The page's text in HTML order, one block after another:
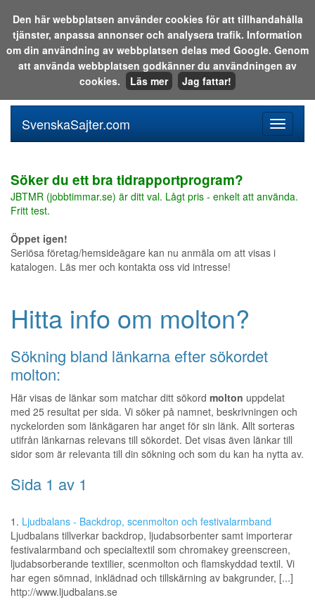
Sök i katalogen eller på webben:
meny
SvenskaSajter.com
Söker du ett bra tidrapportprogram?
JBTMR (jobbtimmar.se) är ditt val. Lågt pris - enkelt att använda.
Fritt test.
Öppet igen!
Seriösa företag/hemsideägare kan nu anmäla om att visas i
katalogen. Läs mer och kontakta oss vid intresse!
Hitta info om molton?
Sökning bland länkarna efter sökordet
molton:
Här visas de länkar som matchar ditt sökord molton uppdelat
med 25 resultat per sida. Vi söker på namnet, beskrivningen och
nyckelorden som länkägaren har anget för sin länk. Allt sorteras
utifrån länkarnas relevans till sökordet. Det visas även länkar till
sidor som är relevanta till din sökning och som du kan ha nytta av.
Sida 1 av 1
1. Ljudbalans - Backdrop, scenmolton och festivalarmband
Ljudbalans tillverkar backdrop, ljudabsorbenter samt importerar
festivalarmband och specialtextil som chromakey greenscreen,
ljudabsorberande textilier, scenmolton och flamskyddad textil. Vi
har egen sömnad, inklädnad och tillskärning av bakgrunder, [...]
http://www.ljudbalans.se
Den här webbplatsen använder cookies för att tillhandahålla
tjänster, anpassa annonser och analysera trafik. Information
om din användning av webbplatsen delas med Google. Genom
att använda webbplatsen godkänner du användningen av
cookies.
Läs mer Jag fattar!